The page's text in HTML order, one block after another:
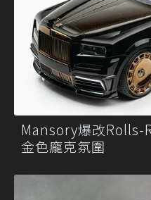
Mansory爆改Rolls-
金色龐克氛圍